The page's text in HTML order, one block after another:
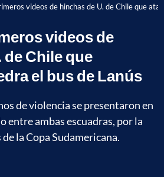
videos de hinchas de U. de Chile que
videos de
de Chile que
el bus de Lanús
de violencia se presentaron en
entre ambas escuadras, por la
la Copa Sudamericana.